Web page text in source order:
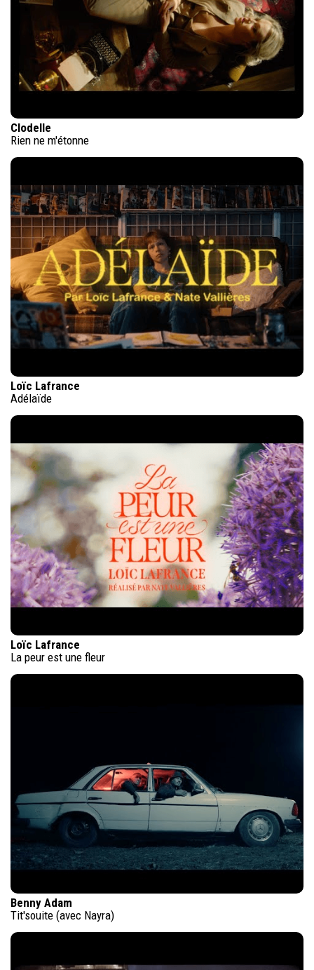
Clodelle
Rien ne m'étonne
Loïc Lafrance
Adélaïde
Loïc Lafrance
La peur est une fleur
Benny Adam
Tit'souite (avec Nayra)